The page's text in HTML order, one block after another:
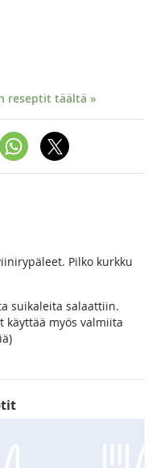
reseptit täältä »
Pilko kurkku
suikaleita salaattiin.
käyttää myös valmiita